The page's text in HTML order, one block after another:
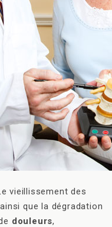
vieillissement des
que la dégradation
douleurs,